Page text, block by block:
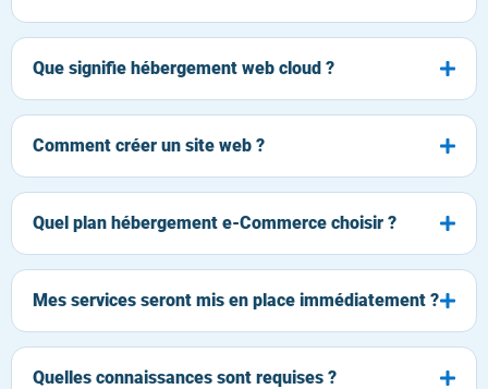
Que signifie hébergement web cloud ?
Comment créer un site web ?
Quel plan hébergement e-Commerce choisir ?
Mes services seront mis en place immédiatement ?
Quelles connaissances sont requises ?